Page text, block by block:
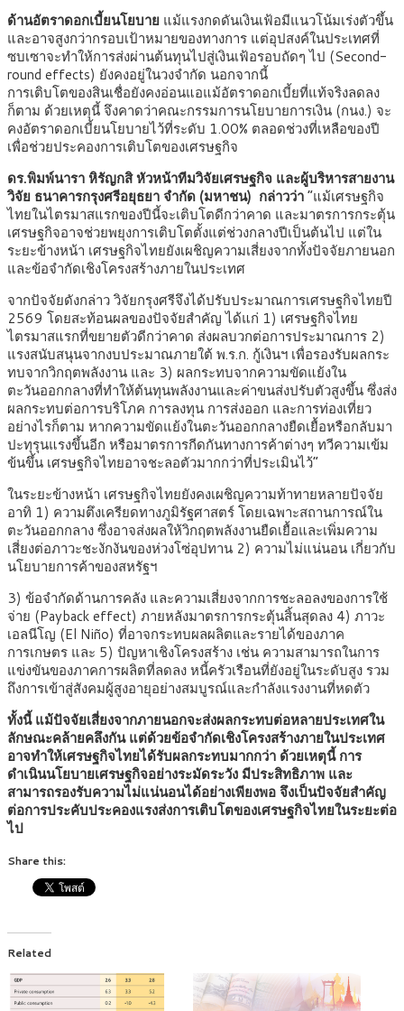
ด้านอัตราดอกเบี้ยนโยบาย แม้แรงกดดันเงินเฟ้อมีแนวโน้มเร่งตัวขึ้น
และอาจสูงกว่ากรอบเป้าหมายของทางการ แต่อุปสงค์ในประเทศที่
ซบเซาจะทำให้การส่งผ่านต้นทุนไปสู่เงินเฟ้อรอบถัดๆ ไป (Second-
round effects) ยังคงอยู่ในวงจำกัด นอกจากนี้
การเติบโตของสินเชื่อยังคงอ่อนแอแม้อัตราดอกเบี้ยที่แท้จริงลดลง
ก็ตาม ด้วยเหตุนี้ จึงคาดว่าคณะกรรมการนโยบายการเงิน (กนง.) จะ
คงอัตราดอกเบี้ยนโยบายไว้ที่ระดับ 1.00% ตลอดช่วงที่เหลือของปี
เพื่อช่วยประคองการเติบโตของเศรษฐกิจ
ดร.พิมพ์นารา หิรัญกสิ หัวหน้าทีมวิจัยเศรษฐกิจ และผู้บริหารสายงาน
วิจัย ธนาคารกรุงศรีอยุธยา จำกัด (มหาชน) กล่าวว่า“แม้เศรษฐกิจ
ไทยในไตรมาสแรกของปีนี้จะเติบโตดีกว่าคาด และมาตรการกระตุ้น
เศรษฐกิจอาจช่วยพยุงการเติบโตตั้งแต่ช่วงกลางปีเป็นต้นไป แต่ใน
ระยะข้างหน้า เศรษฐกิจไทยยังเผชิญความเสี่ยงจากทั้งปัจจัยภายนอก
และข้อจำกัดเชิงโครงสร้างภายในประเทศ
จากปัจจัยดังกล่าว วิจัยกรุงศรีจึงได้ปรับประมาณการเศรษฐกิจไทยปี
2569 โดยสะท้อนผลของปัจจัยสำคัญ ได้แก่ 1) เศรษฐกิจไทย
ไตรมาสแรกที่ขยายตัวดีกว่าคาด ส่งผลบวกต่อการประมาณการ 2)
แรงสนับสนุนจากงบประมาณภายใต้ พ.ร.ก. กู้เงินฯ เพื่อรองรับผลกระ
ทบจากวิกฤตพลังงาน และ 3) ผลกระทบจากความขัดแย้งใน
ตะวันออกกลางที่ทำให้ต้นทุนพลังงานและค่าขนส่งปรับตัวสูงขึ้น ซึ่งส่ง
ผลกระทบต่อการบริโภค การลงทุน การส่งออก และการท่องเที่ยว
อย่างไรก็ตาม หากความขัดแย้งในตะวันออกกลางยืดเยื้อหรือกลับมา
ปะทุรุนแรงขึ้นอีก หรือมาตรการกีดกันทางการค้าต่างๆ ทวีความเข้ม
ข้นขึ้น เศรษฐกิจไทยอาจชะลอตัวมากกว่าที่ประเมินไว้”
ในระยะข้างหน้า เศรษฐกิจไทยยังคงเผชิญความท้าทายหลายปัจจัย
อาทิ 1) ความตึงเครียดทางภูมิรัฐศาสตร์ โดยเฉพาะสถานการณ์ใน
ตะวันออกกลาง ซึ่งอาจส่งผลให้วิกฤตพลังงานยืดเยื้อและเพิ่มความ
เสี่ยงต่อภาวะชะงักงันของห่วงโซ่อุปทาน 2) ความไม่แน่นอน เกี่ยวกับ
นโยบายการค้าของสหรัฐฯ
3) ข้อจำกัดด้านการคลัง และความเสี่ยงจากการชะลอลงของการใช้
จ่าย (Payback effect) ภายหลังมาตรการกระตุ้นสิ้นสุดลง 4) ภาวะ
เอลนีโญ (El Niño) ที่อาจกระทบผลผลิตและรายได้ของภาค
การเกษตร และ 5) ปัญหาเชิงโครงสร้าง เช่น ความสามารถในการ
แข่งขันของภาคการผลิตที่ลดลง หนี้ครัวเรือนที่ยังอยู่ในระดับสูง รวม
ถึงการเข้าสู่สังคมผู้สูงอายุอย่างสมบูรณ์และกำลังแรงงานที่หดตัว
ทั้งนี้ แม้ปัจจัยเสี่ยงจากภายนอกจะส่งผลกระทบต่อหลายประเทศใน
ลักษณะคล้ายคลึงกัน แต่ด้วยข้อจำกัดเชิงโครงสร้างภายในประเทศ
อาจทำให้เศรษฐกิจไทยได้รับผลกระทบมากกว่า ด้วยเหตุนี้ การ
ดำเนินนโยบายเศรษฐกิจอย่างระมัดระวัง มีประสิทธิภาพ และ
สามารถรองรับความไม่แน่นอนได้อย่างเพียงพอ จึงเป็นปัจจัยสำคัญ
ต่อการประคับประคองแรงส่งการเติบโตของเศรษฐกิจไทยในระยะต่อ
ไป
Share this:
Related